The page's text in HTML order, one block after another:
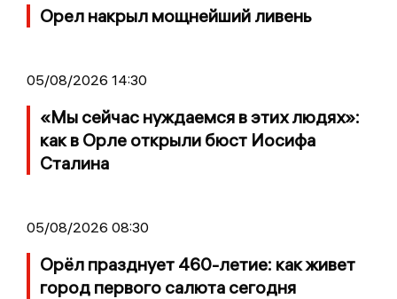
Орел накрыл мощнейший ливень
05/08/2026 14:30
«Мы сейчас нуждаемся в этих людях»:
как в Орле открыли бюст Иосифа
Сталина
05/08/2026 08:30
Орёл празднует 460-летие: как живет
город первого салюта сегодня